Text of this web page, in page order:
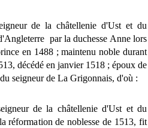
de la châtellenie d'Ust et du
par la duchesse Anne lors
en 1488 ; maintenu noble durant
décédé en janvier 1518 ; époux de
seigneur de La Grigonnais, d'où :
de la châtellenie d'Ust et du
réformation de noblesse de 1513, fit